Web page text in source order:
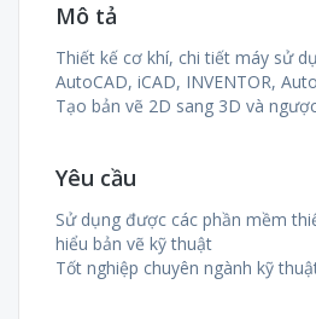
Mô tả
Thiết kế cơ khí, chi tiết máy sử
AutoCAD, iCAD, INVENTOR,
Tạo bản vẽ 2D sang 3D và
Yêu cầu
Sử dụng được các phần mềm
hiểu bản vẽ kỹ thuật
Tốt nghiệp chuyên ngành kỹ